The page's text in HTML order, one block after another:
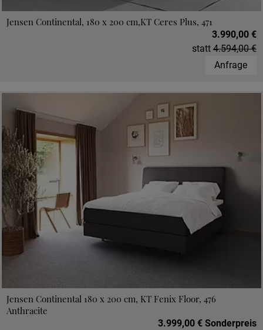
Jensen Continental, 180 x 200 cm,KT Ceres Plus, 471
3.990,00 €
statt 4.594,00 €
Anfrage
Jensen Continental 180 x 200 cm, KT Fenix Floor, 476
Anthracite
3.999,00 € Sonderpreis